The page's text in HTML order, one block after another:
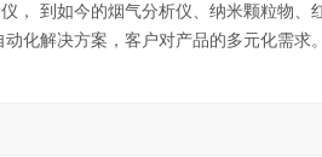
， 到如今的烟气分析仪、纳米颗粒物、
化解决方案，客户对产品的多元化需求。